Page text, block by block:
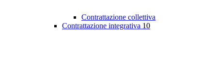
Contrattazione collettiva
Contrattazione integrativa 10